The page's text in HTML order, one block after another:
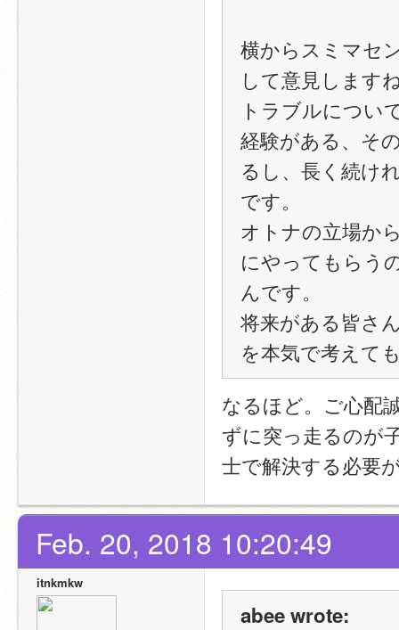
横からスミマセ
して意見します
トラブルについ
経験がある、そ
るし、長く続け
です。
オトナの立場か
にやってもらう
んです。
将来がある皆さ
を本気で考えて
なるほど。ご心配
ずに突っ走るのが
士で解決する必要
Feb. 20, 2018 10:20:49
itnkmkw
abee wrote: